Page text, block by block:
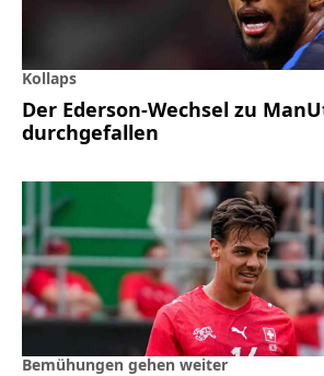
Kollaps
Der Ederson-Wechsel zu
durchgefallen
Bemühungen gehen weiter